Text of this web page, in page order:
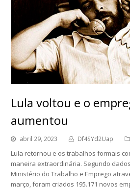
Lula voltou e o
aumentou
abril 29, 2023 Df4SYd2Uap
Lula retornou e os trabalhos formais
maneira extraordinária. Segundo
Ministério do Trabalho e Emprego
março, foram criados 195.171 novos